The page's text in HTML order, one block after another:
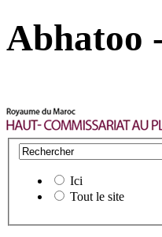
Abhatoo
Ici
Tout le site